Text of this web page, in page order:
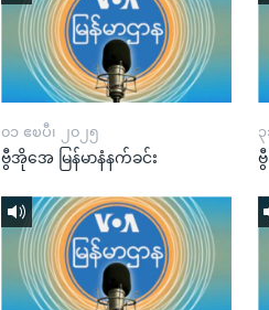
၀၁ ဧၿပီ၊ ၂၀၂၅
ဗွီအိုအေ မြန်မာနံနက်ခင်း